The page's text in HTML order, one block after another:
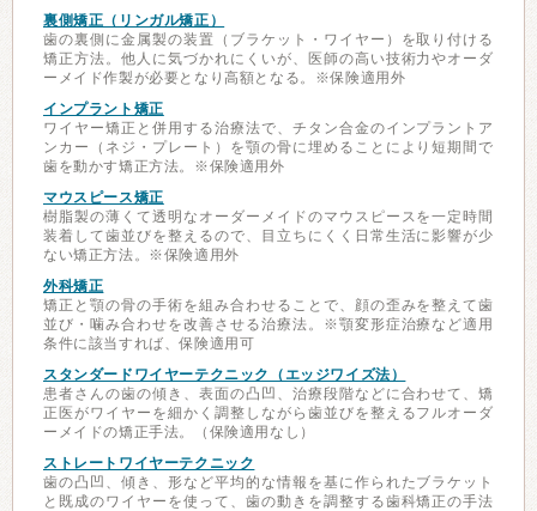
裏側矯正（リンガル矯正）
歯の裏側に金属製の装置（ブラケット・ワイヤー）を取り付ける
矯正方法。他人に気づかれにくいが、医師の高い技術力やオーダ
ーメイド作製が必要となり高額となる。※保険適用外
インプラント矯正
ワイヤー矯正と併用する治療法で、チタン合金のインプラントア
ンカー（ネジ・プレート）を顎の骨に埋めることにより短期間で
歯を動かす矯正方法。※保険適用外
マウスピース矯正
樹脂製の薄くて透明なオーダーメイドのマウスピースを一定時間
装着して歯並びを整えるので、目立ちにくく日常生活に影響が少
ない矯正方法。※保険適用外
外科矯正
矯正と顎の骨の手術を組み合わせることで、顔の歪みを整えて歯
並び・噛み合わせを改善させる治療法。※顎変形症治療など適用
条件に該当すれば、保険適用可
スタンダードワイヤーテクニック（エッジワイズ法）
患者さんの歯の傾き、表面の凸凹、治療段階などに合わせて、矯
正医がワイヤーを細かく調整しながら歯並びを整えるフルオーダ
ーメイドの矯正手法。（保険適用なし）
ストレートワイヤーテクニック
歯の凸凹、傾き、形など平均的な情報を基に作られたブラケット
と既成のワイヤーを使って、歯の動きを調整する歯科矯正の手法